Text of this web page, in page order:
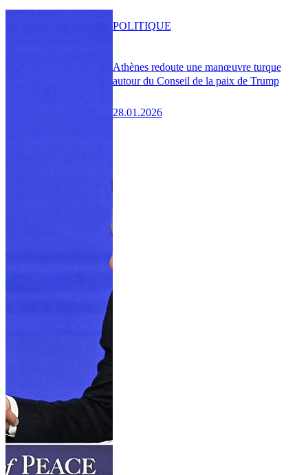
Athènes redoute une manœuvre turque
autour du Conseil de la paix de Trump
28.01.2026
POLITIQUE